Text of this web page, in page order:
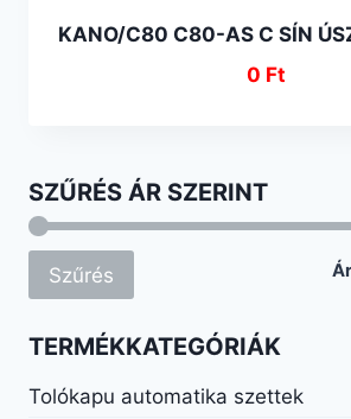
KANO/C80 C80-AS C SÍN
0 Ft
SZŰRÉS ÁR SZERINT
Szűrés
TERMÉKKATEGÓRIÁK
Tolókapu automatika szettek